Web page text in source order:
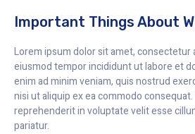
Important Things About
Lorem ipsum dolor sit amet, consectetur
eiusmod tempor incididunt ut labore et
enim ad minim veniam, quis nostrud
nisi ut aliquip ex ea commodo
reprehenderit in voluptate velit esse
pariatur.